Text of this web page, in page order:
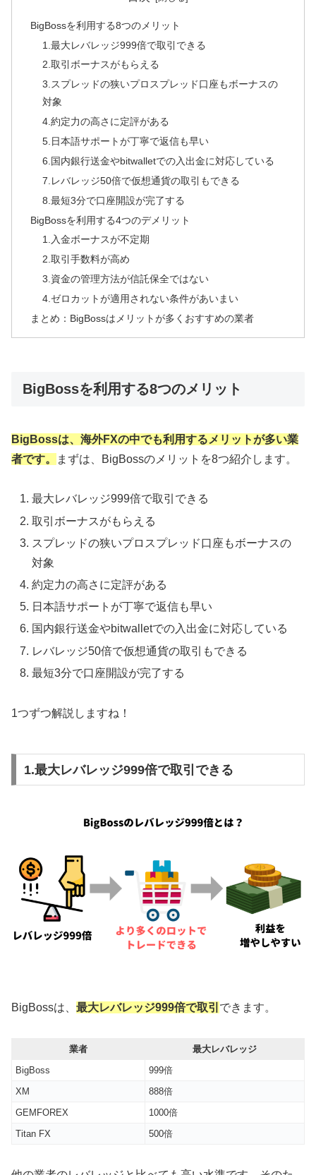
BigBossを利用する8つのメリット
1.最大レバレッジ999倍で取引できる
2.取引ボーナスがもらえる
3.スプレッドの狭いプロスプレッド口座もボーナスの
対象
4.約定力の高さに定評がある
5.日本語サポートが丁寧で返信も早い
6.国内銀行送金やbitwalletでの入出金に対応している
7.レバレッジ50倍で仮想通貨の取引もできる
8.最短3分で口座開設が完了する
BigBossを利用する4つのデメリット
1.入金ボーナスが不定期
2.取引手数料が高め
3.資金の管理方法が信託保全ではない
4.ゼロカットが適用されない条件があいまい
まとめ：BigBossはメリットが多くおすすめの業者
BigBossを利用する8つのメリット
BigBossは、海外FXの中でも利用するメリットが多い業
者です。
まずは、BigBossのメリットを8つ紹介します。
最大レバレッジ999倍で取引できる
取引ボーナスがもらえる
スプレッドの狭いプロスプレッド口座もボーナスの
対象
約定力の高さに定評がある
日本語サポートが丁寧で返信も早い
国内銀行送金やbitwalletでの入出金に対応している
レバレッジ50倍で仮想通貨の取引もできる
最短3分で口座開設が完了する
1つずつ解説しますね！
1.最大レバレッジ999倍で取引できる
BigBossは、 最大レバレッジ999倍で取引 できます。
業者
最大レバレッジ
BigBoss
999倍
XM
888倍
GEMFOREX
1000倍
Titan FX
500倍